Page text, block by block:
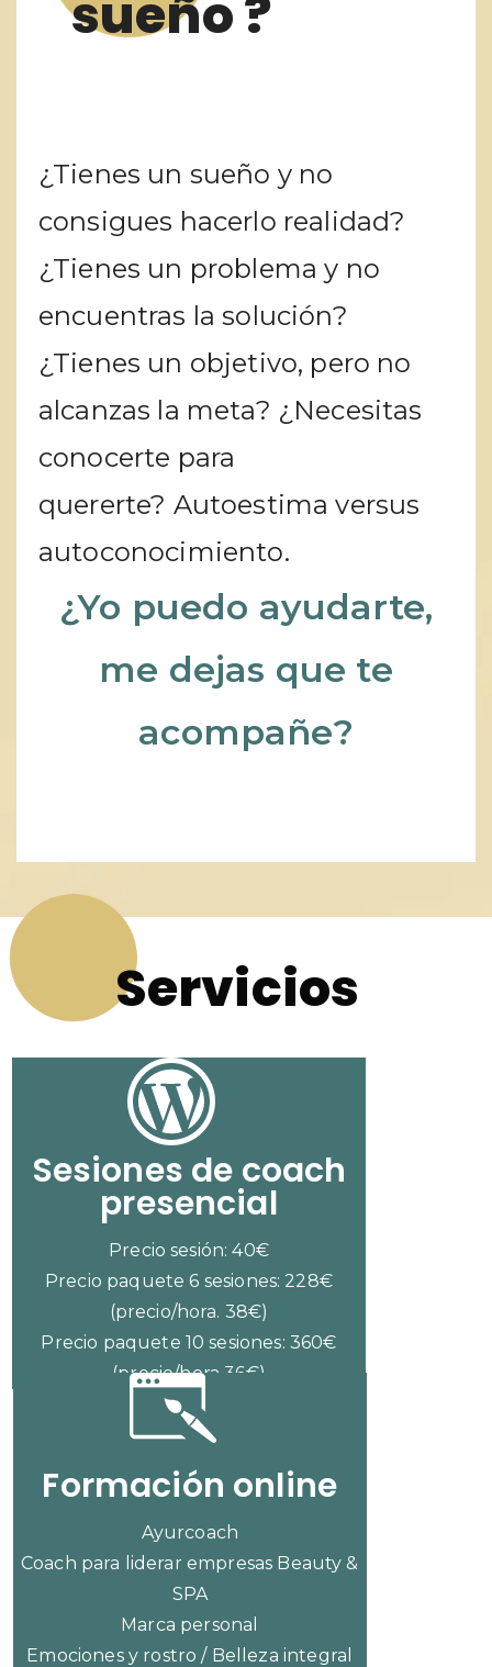
sueño ?
¿Tienes un sueño y no
consigues hacerlo realidad?
¿Tienes un problema y no
encuentras la solución?
¿Tienes un objetivo, pero no
alcanzas la meta? ¿Necesitas
conocerte para
quererte? Autoestima versus
autoconocimiento.
¿Yo puedo ayudarte,
me dejas que te
acompañe?
Servicios
Sesiones de coach
presencial
Precio sesión: 40€
Precio paquete 6 sesiones: 228€
(precio/hora. 38€)
Precio paquete 10 sesiones: 360€
(precio/hora 36€)
Formación online
Ayurcoach
Coach para liderar empresas Beauty &
SPA
Marca personal
Emociones y rostro / Belleza integral